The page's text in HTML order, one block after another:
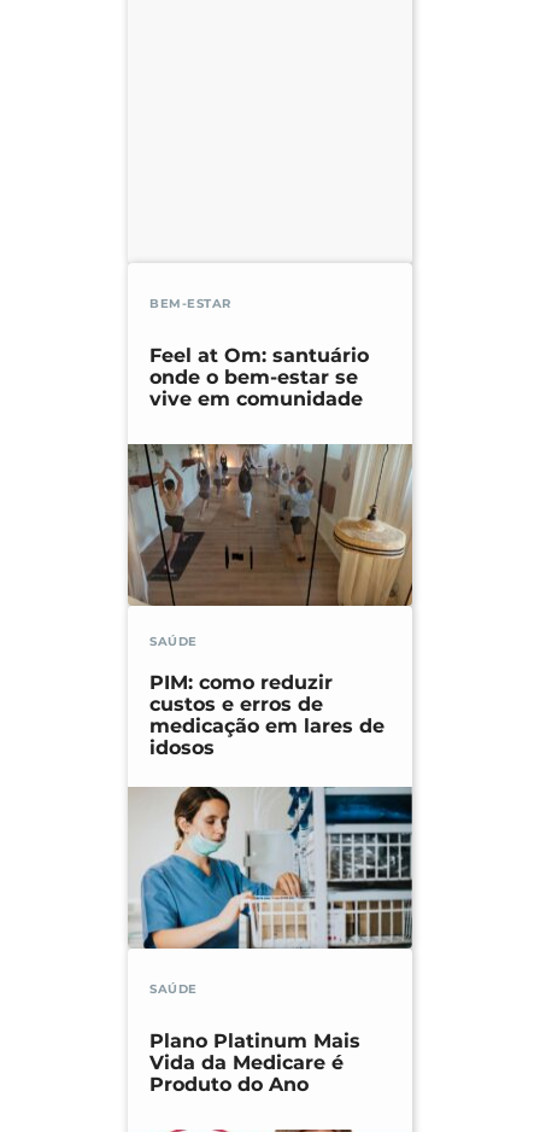
BEM-ESTAR
Feel at Om: santuário
onde o bem-estar se
vive em comunidade
SAÚDE
PIM: como reduzir
custos e erros de
medicação em lares de
idosos
SAÚDE
Plano Platinum Mais
Vida da Medicare é
Produto do Ano